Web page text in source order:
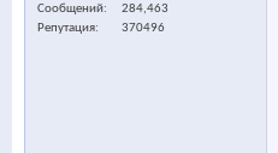
Сообщений
284,463
Репутация
370496